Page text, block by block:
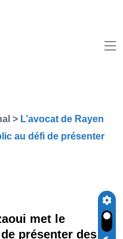
> L’avocat de Rayen
au défi de présenter
met le
présenter des